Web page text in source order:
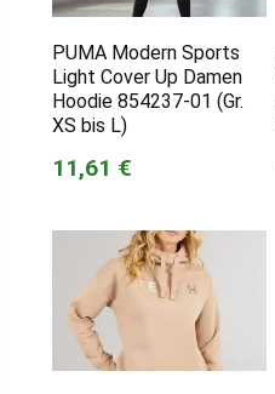
PUMA Modern Sports
Light Cover Up Damen
Hoodie 854237-01 (Gr.
XS bis L)
11,61 €